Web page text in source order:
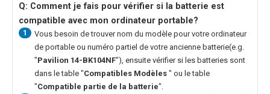
Q: Comment je fais pour vérifier si la batterie est
compatible avec mon ordinateur portable?
1
Vous besoin de trouver nom du modèle pour votre ordinateur
de portable ou numéro partiel de votre ancienne batterie(e.g.
"Pavilion 14-BK104NF"), ensuite vérifier si les batteries sont
dans le table "Compatibles Modèles " ou le table
"Compatible partie de la batterie".